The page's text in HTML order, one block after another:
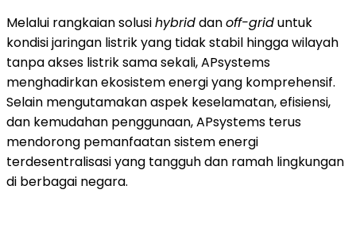
Melalui rangkaian solusihybriddanoff-griduntuk
kondisi jaringan listrik yang tidak stabil hingga wilayah
tanpa akses listrik sama sekali, APsystems
menghadirkan ekosistem energi yang komprehensif.
Selain mengutamakan aspek keselamatan, efisiensi,
dan kemudahan penggunaan, APsystems terus
mendorong pemanfaatan sistem energi
terdesentralisasi yang tangguh dan ramah lingkungan
di berbagai negara.